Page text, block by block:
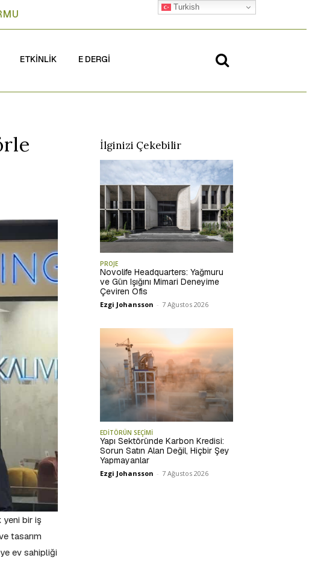
ETKİNLİK E DERGİ
yeni bir iş
tasarım
ev sahipliği
İlginizi Çekebilir
PROJE
Novolife Headquarters: Yağmuru
ve Gün Işığını Mimari Deneyime
Çeviren Ofis
Ezgi Johansson - 7 Ağustos 2026
EDİTÖRÜN SEÇİMİ
Yapı Sektöründe Karbon Kredisi:
Sorun Satın Alan Değil, Hiçbir Şey
Yapmayanlar
Ezgi Johansson - 7 Ağustos 2026
Turkish